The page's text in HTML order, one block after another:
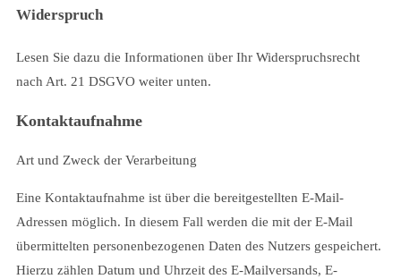
Widerspruch
Lesen Sie dazu die Informationen über Ihr Widerspruchsrecht
nach Art. 21 DSGVO weiter unten.
Kontaktaufnahme
Art und Zweck der Verarbeitung
Eine Kontaktaufnahme ist über die bereitgestellten E-Mail-
Adressen möglich. In diesem Fall werden die mit der E-Mail
übermittelten personenbezogenen Daten des Nutzers gespeichert.
Hierzu zählen Datum und Uhrzeit des E-Mailversands, E-